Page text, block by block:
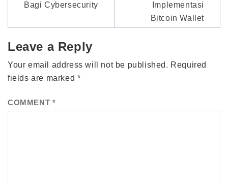
Bagi Cybersecurity
Implementasi
Bitcoin Wallet
Leave a Reply
Your email address will not be published. Required
fields are marked *
COMMENT *